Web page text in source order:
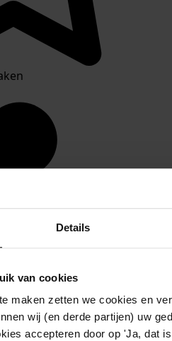
Details
van cookies
maken zetten we cookies en
wij (en derde partijen) uw
accepteren door op 'Ja, dat